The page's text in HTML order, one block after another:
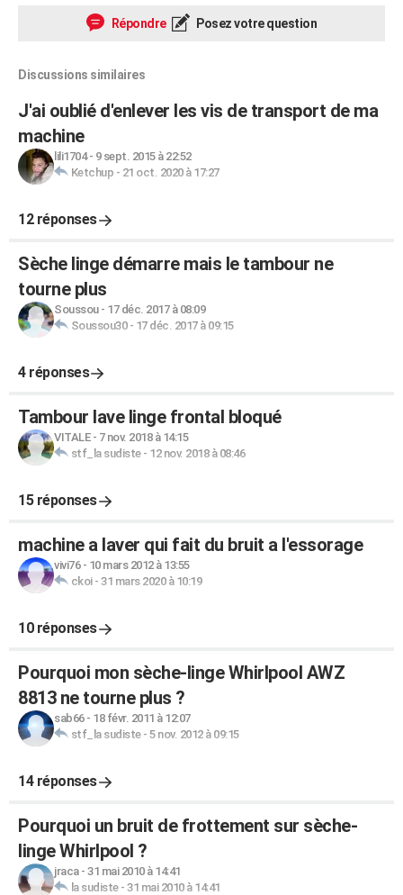
Répondre Posez votre question
Discussions similaires
J'ai oublié d'enlever les vis de transport de ma
machine
lili1704- 9 sept. 2015 à 22:52
Ketchup - 21 oct. 2020 à 17:27
12 réponses
Sèche linge démarre mais le tambour ne
tourne plus
Soussou- 17 déc. 2017 à 08:09
Soussou30- 17 déc. 2017 à 09:15
4 réponses
Tambour lave linge frontal bloqué
VITALE- 7 nov. 2018 à 14:15
stf_la sudiste- 12 nov. 2018 à 08:46
15 réponses
machine a laver qui fait du bruit a l'essorage
vivi76- 10 mars 2012 à 13:55
ckoi- 31 mars 2020 à 10:19
10 réponses
Pourquoi mon sèche-linge Whirlpool AWZ
8813 ne tourne plus ?
sab66- 18 févr. 2011 à 12:07
stf_la sudiste- 5 nov. 2012 à 09:15
14 réponses
Pourquoi un bruit de frottement sur sèche-
linge Whirlpool ?
jraca- 31 mai 2010 à 14:41
la sudiste- 31 mai 2010 à 14:41